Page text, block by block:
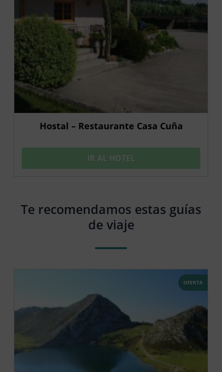
Hostal – Restaurante Casa Cuña
IR AL HOTEL
Te recomendamos estas guías
de viaje
OFERTA